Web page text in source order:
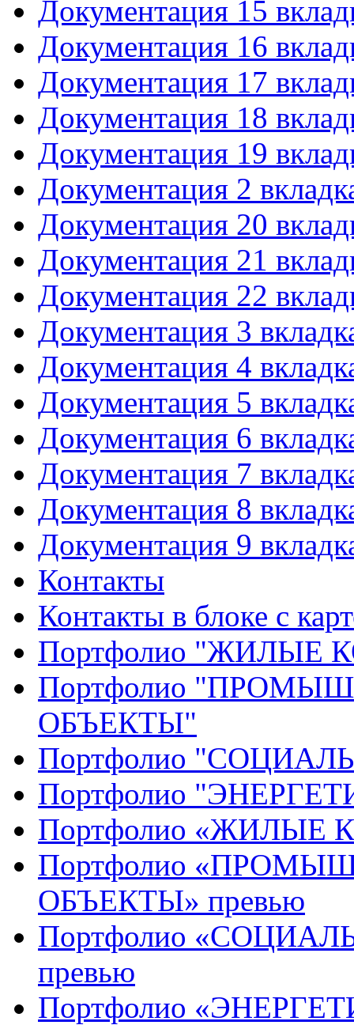
Документация 15
Документация 16
Документация 17
Документация 18
Документация 19
Документация 2
Документация 20
Документация 21
Документация 22
Документация 3
Документация 4
Документация 5
Документация 6
Документация 7
Документация 8
Документация 9
Контакты
Контакты в блоке с
Портфолио "ЖИЛЫЕ
Портфолио
ОБЪЕКТЫ"
Портфолио
Портфолио
Портфолио «ЖИЛЫЕ
Портфолио
ОБЪЕКТЫ» превью
Портфолио
превью
Портфолио